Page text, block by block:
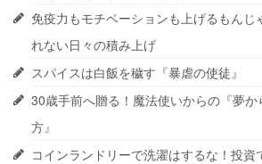
免疫力もモチベーションも上げるもんじ
れない日々の積み上げ
スパイスは白飯を穢す『暴虐の使徒』
30歳手前へ贈る！魔法使いからの『夢か
方』
コインランドリーで洗濯はするな！投資